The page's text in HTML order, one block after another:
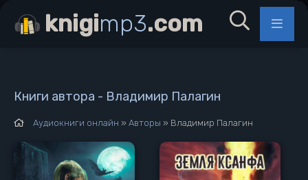
Книги автора - Владимир Палагин
Аудиокниги онлайн » Авторы » Владимир Палагин
knigimp3.com